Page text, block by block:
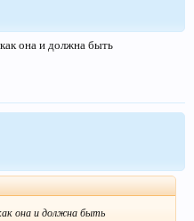
она и должна быть
она и должна быть